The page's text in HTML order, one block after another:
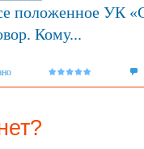
положенное УК
Кому...